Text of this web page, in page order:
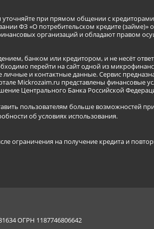
уточняйте при прямом общении с
ФЗ «О потребительском кредите (займе)»
организаций и обладают правом
банком или кредитором, и не несёт
перейти на сайт одной из
и контактные данные. Сервис
Mickrozaim.ru представлены финансовые
Центрального Банка Российской
пользователям больше возможностей
об условиях использования.
ограничения на получение кредита и
ОГРН 1187746806642